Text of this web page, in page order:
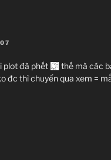
plot đã phết thế mà các
đc thì chuyển qua xem =